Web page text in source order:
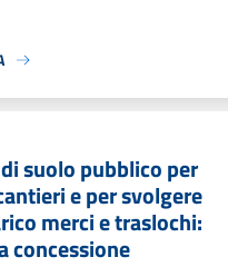
suolo pubblico per
e per svolgere
merci e traslochi:
concessione